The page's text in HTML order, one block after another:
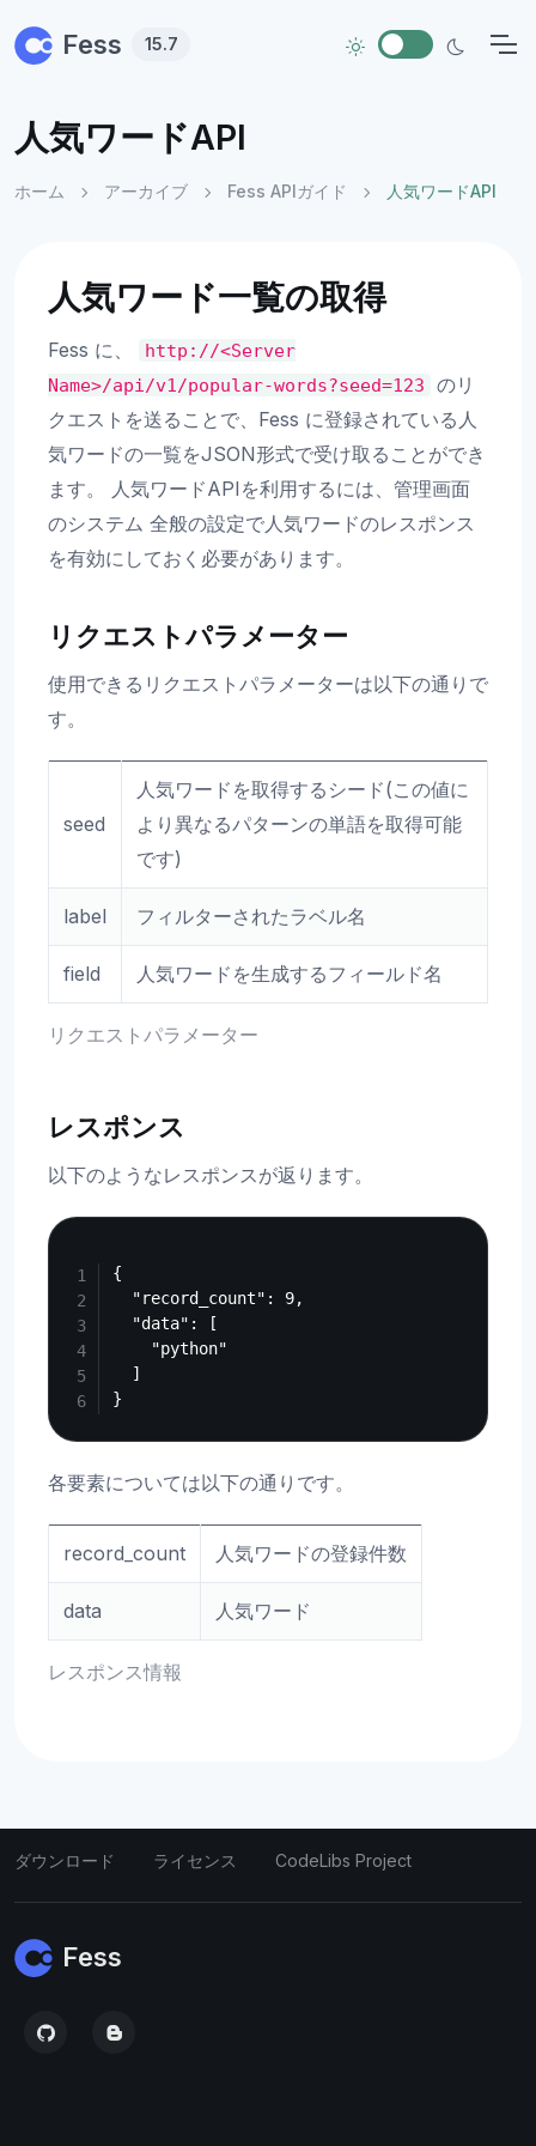
Fess 15.7
人気ワードAPI
ホーム アーカイブ Fess APIガイド 人気ワードAPI
人気ワード一覧の取得
Fess に、
http://<Server
Name>/api/v1/popular-words?seed=123
のリ
クエストを送ることで、Fess に登録されている人
気ワードの一覧をJSON形式で受け取ることができ
ます。 人気ワードAPIを利用するには、管理画面
のシステム 全般の設定で人気ワードのレスポンス
を有効にしておく必要があります。
リクエストパラメーター
使用できるリクエストパラメーターは以下の通りで
す。
リクエストパラメーター
seed
人気ワードを取得するシード(この値に
より異なるパターンの単語を取得可能
です)
label フィルターされたラベル名
field 人気ワードを生成するフィールド名
レスポンス
以下のようなレスポンスが返ります。
{
  "record_count": 9,
  "data": [
    "python"
  ]
各要素については以下の通りです。
レスポンス情報
record_count 人気ワードの登録件数
data 人気ワード
ダウンロード ライセンス CodeLibs Project
Fess